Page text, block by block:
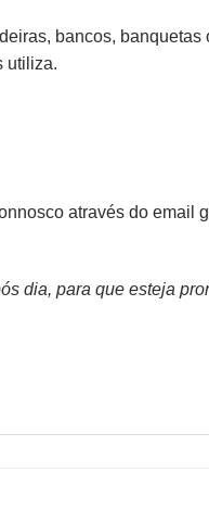
bancos, banquetas
utiliza.
através do email
dia, para que esteja